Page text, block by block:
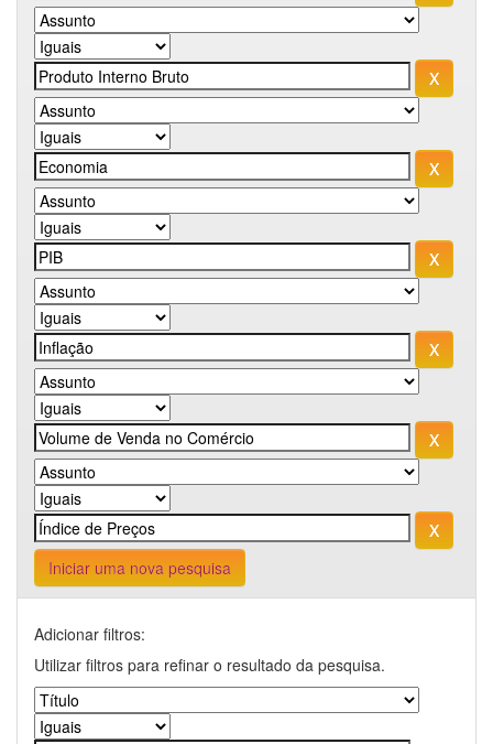
Iniciar uma nova pesquisa
Adicionar filtros:
Utilizar filtros para refinar o resultado da pesquisa.